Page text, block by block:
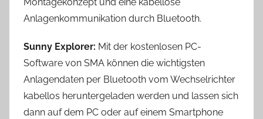
Montagekonzept und eine kabellose
Anlagenkommunikation durch Bluetooth.
Sunny Explorer: Mit der kostenlosen PC-
Software von SMA können die wichtigsten
Anlagendaten per Bluetooth vom Wechselrichter
kabellos heruntergeladen werden und lassen sich
dann auf dem PC oder auf einem Smartphone